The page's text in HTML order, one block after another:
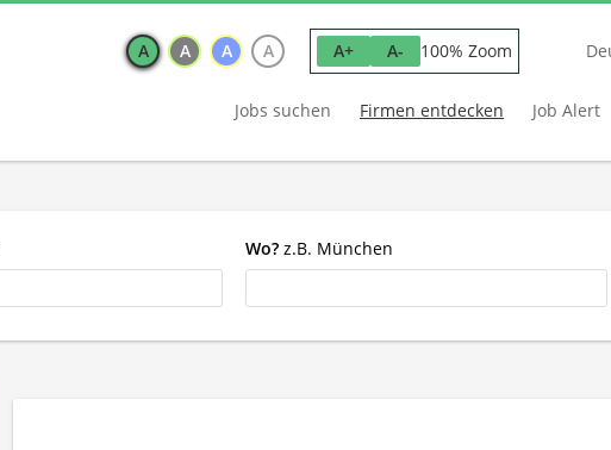
A A A A A+ A- 100% Zoom
Jobs suchen Firmen entdecken Job Alert
Wo? z.B. München